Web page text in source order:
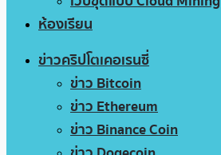
ห้องเรียน
ข่าวคริปโตเคอเรนซี่
ข่าว Bitcoin
ข่าว Ethereum
ข่าว Binance Coin